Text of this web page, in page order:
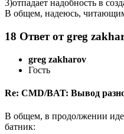
3)отпадает надобность в
В общем, надеюсь, читающим
18 Ответ отgreg
greg zakharov
Гость
Re: CMD/BAT: Вывод
В общем, в продолжении
батник: